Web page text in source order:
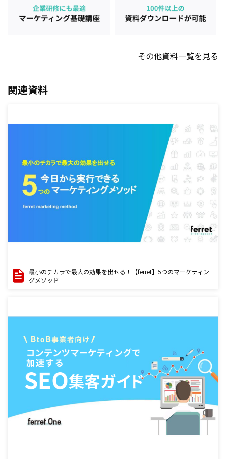
その他資料一覧を見る
関連資料
最小のチカラで最大の効果を出せる！【ferret】5つのマーケティン
グメソッド